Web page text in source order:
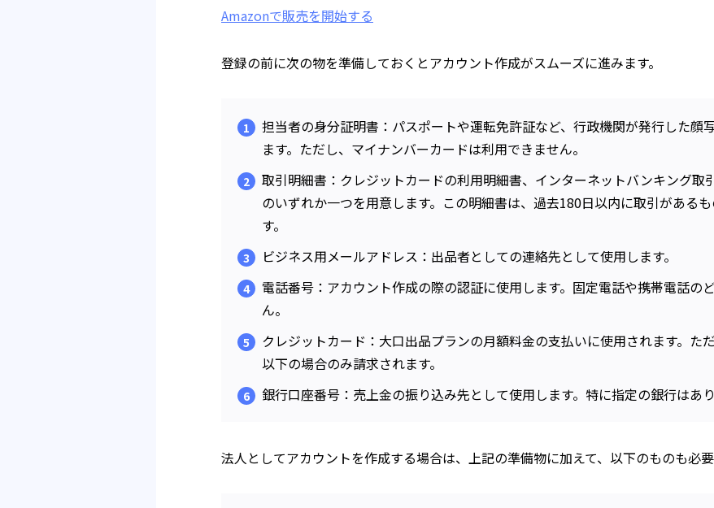
Amazonで販売を開始する
登録の前に次の物を準備しておくとアカウント作成がスムーズに進みます。
担当者の身分証明書：パスポートや運転免許証など、行政機関が発行した顔
ます。ただし、マイナンバーカードは利用できません。
取引明細書：クレジットカードの利用明細書、インターネットバンキング取
のいずれか一つを用意します。この明細書は、過去180日以内に取引がある
す。
ビジネス用メールアドレス：出品者としての連絡先として使用します。
電話番号：アカウント作成の際の認証に使用します。固定電話や携帯電話の
ん。
クレジットカード：大口出品プランの月額料金の支払いに使用されます。た
以下の場合のみ請求されます。
銀行口座番号：売上金の振り込み先として使用します。特に指定の銀行はあり
法人としてアカウントを作成する場合は、上記の準備物に加えて、以下のものも必要